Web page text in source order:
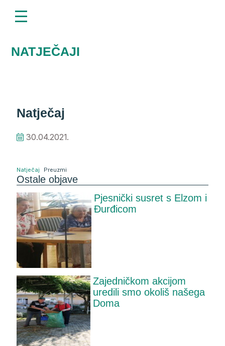
uključuje
sustav
NATJEČAJI
Natječaj
30.04.2021.
Natječaj Preuzmi
Ostale objave
Pjesnički susret s Elzom i
Đurđicom
Zajedničkom akcijom
uredili smo okoliš našega
Doma